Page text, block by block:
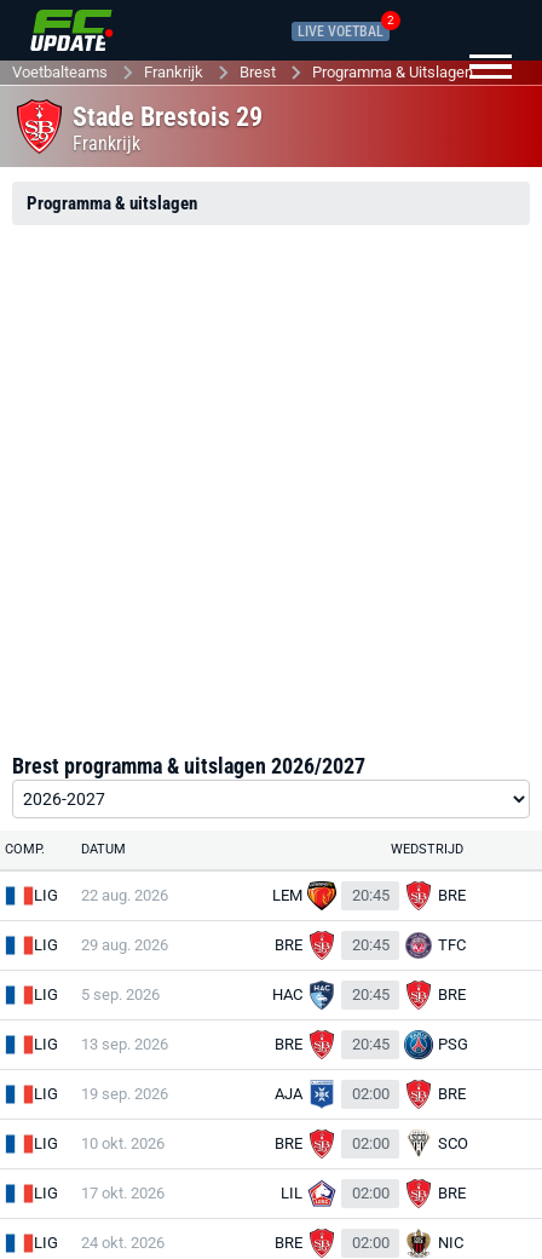
LIVE VOETBAL
2
Voetbalteams Frankrijk Brest Programma & Uitslagen
Stade Brestois 29
Frankrijk
Programma & uitslagen
Brest programma & uitslagen 2026/2027
COMP. DATUM WEDSTRIJD
LIG 22 aug. 2026 LEM 20:45 BRE
LIG 29 aug. 2026 BRE 20:45 TFC
LIG 5 sep. 2026 HAC 20:45 BRE
LIG 13 sep. 2026 BRE 20:45 PSG
LIG 19 sep. 2026 AJA 02:00 BRE
LIG 10 okt. 2026 BRE 02:00 SCO
LIG 17 okt. 2026 LIL 02:00 BRE
LIG 24 okt. 2026 BRE 02:00 NIC